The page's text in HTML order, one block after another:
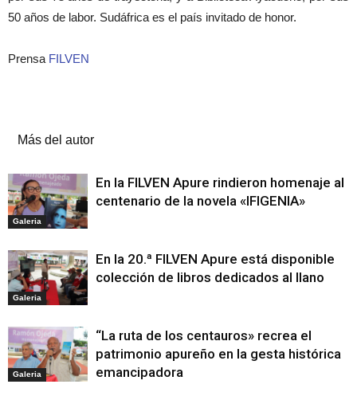
50 años de labor. Sudáfrica es el país invitado de honor.
Prensa FILVEN
Más del autor
Galeria
En la FILVEN Apure rindieron homenaje al
centenario de la novela «IFIGENIA»
Galeria
En la 20.ª FILVEN Apure está disponible
colección de libros dedicados al llano
Galeria
“La ruta de los centauros» recrea el
patrimonio apureño en la gesta histórica
emancipadora